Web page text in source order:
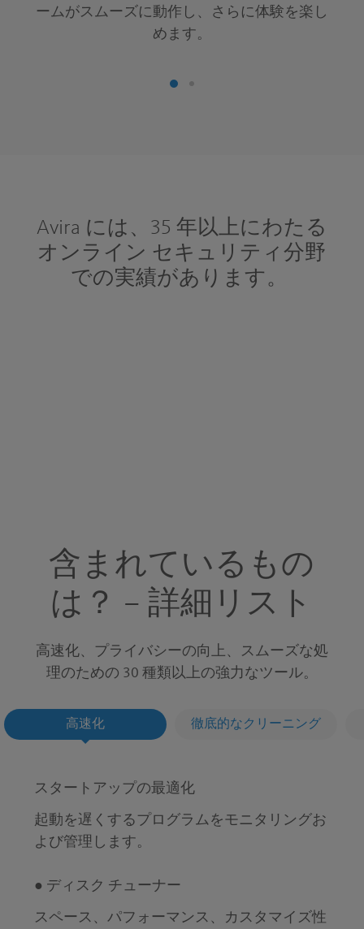
ームがスムーズに動作し、さらに体験を楽し
めます。
Avira には、35 年以上にわたる
オンライン セキュリティ分野
での実績があります。
含まれているもの
は？ – 詳細リスト
高速化、プライバシーの向上、スムーズな処
理のための 30 種類以上の強力なツール。
高速化 徹底的なクリーニング
スタートアップの最適化
起動を遅くするプログラムをモニタリングお
よび管理します。
● ディスク チューナー
スペース、パフォーマンス、カスタマイズ性